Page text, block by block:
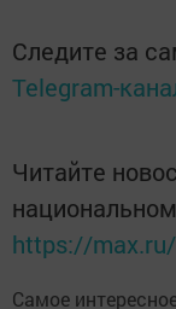
Следите за
Telegram-
Читайте
https://
Самое